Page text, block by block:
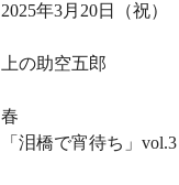
2025年3月20日（祝）
上の助空五郎
春
「泪橋で宵待ち」vol.3